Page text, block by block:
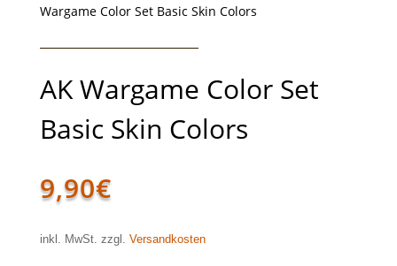
Wargame Color Set Basic Skin Colors
AK Wargame Color Set
Basic Skin Colors
9,90€
inkl. MwSt. zzgl. Versandkosten